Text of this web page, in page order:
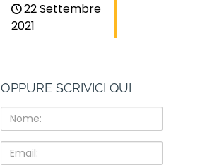
22 Settembre
2021
OPPURE SCRIVICI QUI
Nome:
Email: